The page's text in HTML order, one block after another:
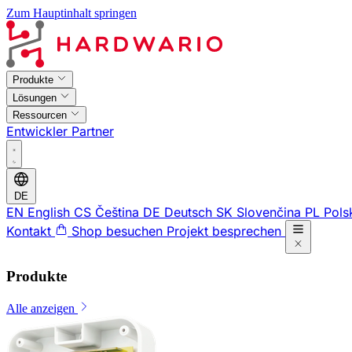
Zum Hauptinhalt springen
Produkte
Lösungen
Ressourcen
Entwickler Partner
DE
EN English CS Čeština DE Deutsch SK Slovenčina PL
Kontakt
Shop besuchen Projekt besprechen
Produkte
Alle anzeigen